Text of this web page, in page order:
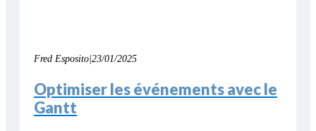
Fred Esposito 23/01/2025
Optimiser les événements avec le
Gantt